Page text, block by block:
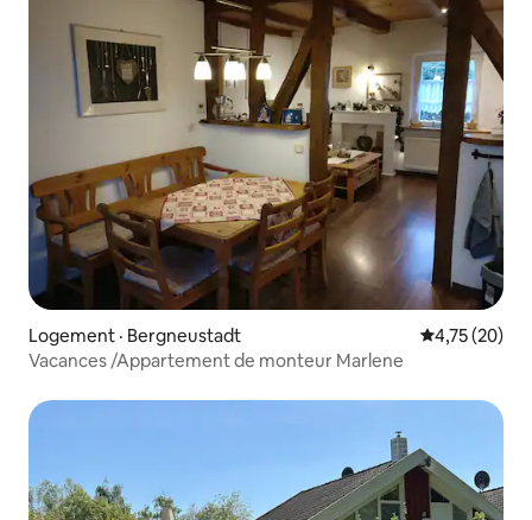
Logement · Bergneustadt Note
4,75 (20)
Vacances /Appartement de monteur Marlene